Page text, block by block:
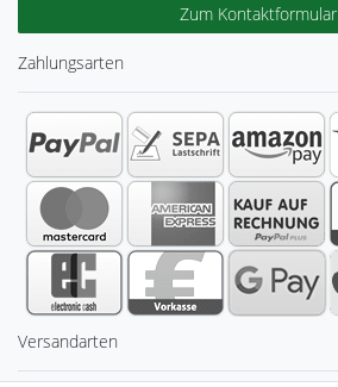
Zum Kontaktformular
Zahlungsarten
Versandarten